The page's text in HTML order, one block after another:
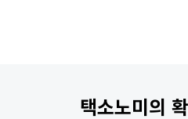
택소노미의